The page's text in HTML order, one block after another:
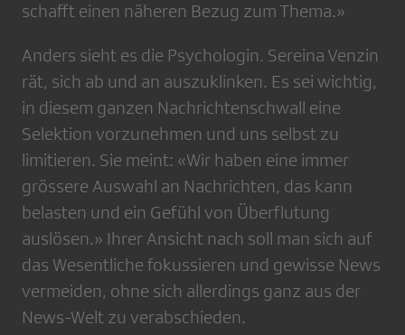
schafft einen näheren Bezug zum Thema.»
Anders sieht es die Psychologin. Sereina Venzin
rät, sich ab und an auszuklinken. Es sei wichtig,
in diesem ganzen Nachrichtenschwall eine
Selektion vorzunehmen und uns selbst zu
limitieren. Sie meint: «Wir haben eine immer
grössere Auswahl an Nachrichten, das kann
belasten und ein Gefühl von Überflutung
auslösen.» Ihrer Ansicht nach soll man sich auf
das Wesentliche fokussieren und gewisse News
vermeiden, ohne sich allerdings ganz aus der
News-Welt zu verabschieden.